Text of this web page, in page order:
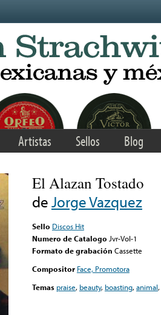
Artistas Sellos Blog
El Alazan Tostado
deJorge Vazquez
Sello Discos Hit
Numero de Catalogo Jvr-Vol-1
Formato de grabación Cassette
Compositor Face, Promotora
Temas praise, beauty, boasting,animal,